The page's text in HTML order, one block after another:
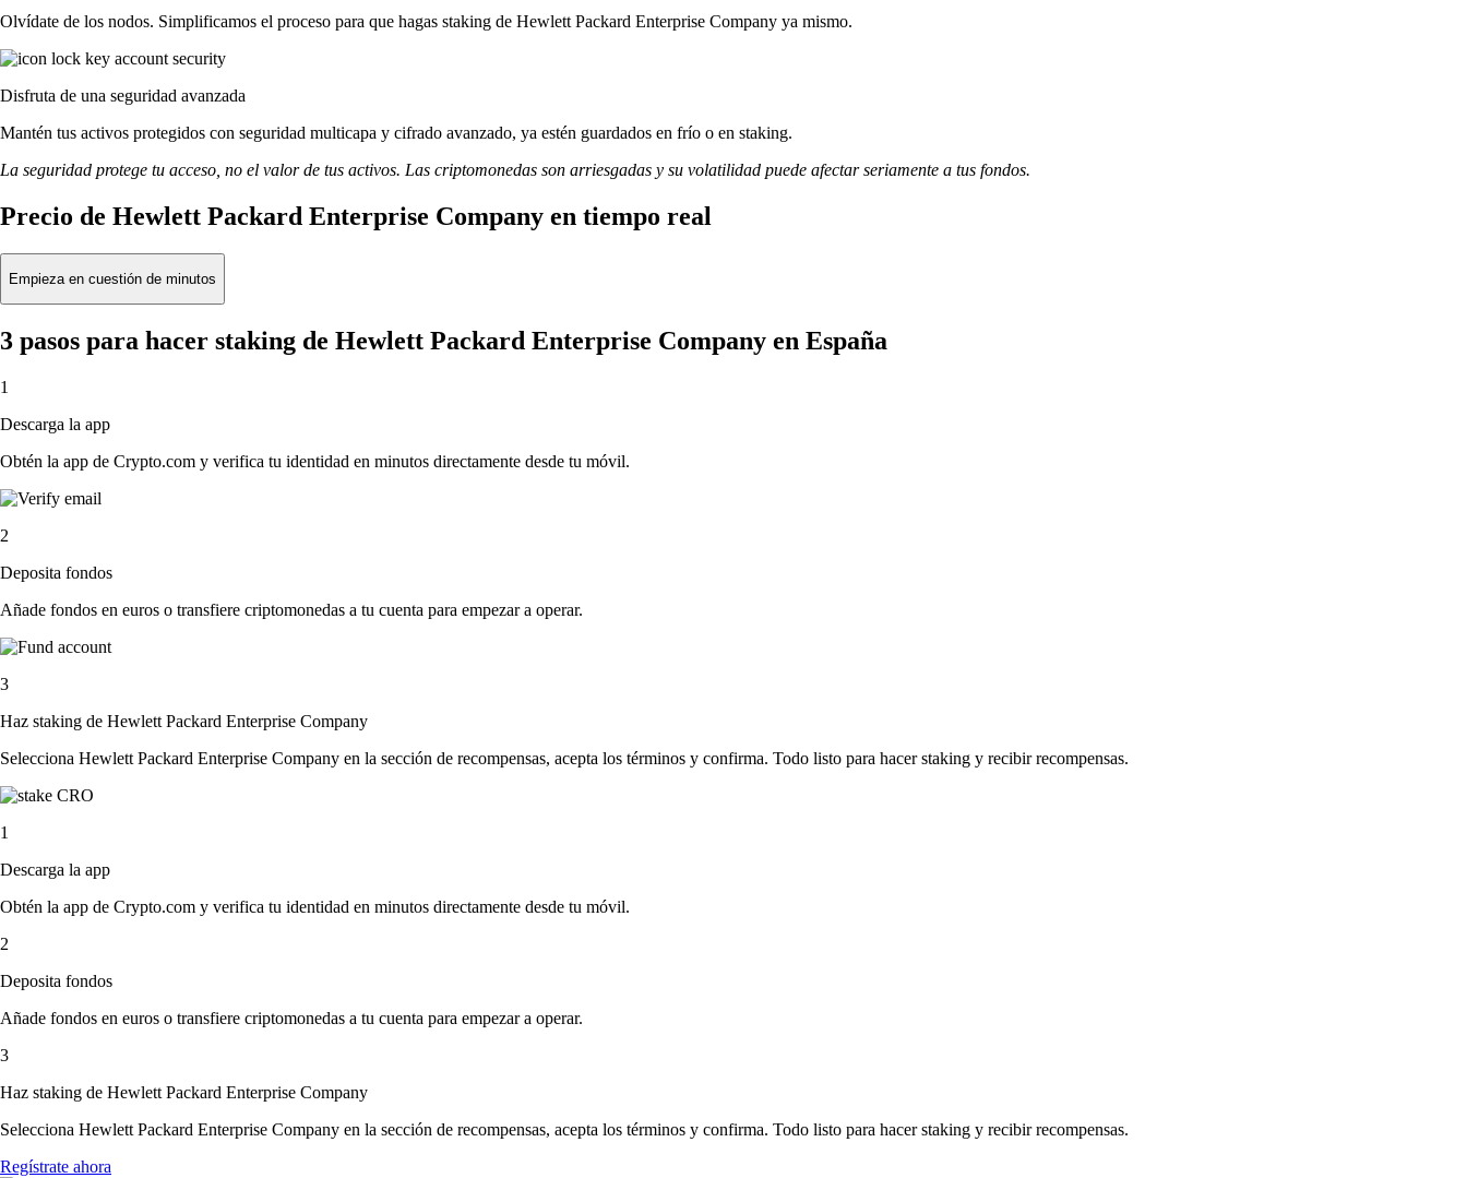
Olvídate de los nodos. Simplificamos el proceso para que hagas staking de Hewlett Packard Enterprise Company ya mismo.
Disfruta de una seguridad avanzada
Mantén tus activos protegidos con seguridad multicapa y cifrado avanzado, ya estén guardados en frío o en staking.
La seguridad protege tu acceso, no el valor de tus activos. Las criptomonedas son arriesgadas y su volatilidad puede afectar seriamente a tus fondos.
Precio de Hewlett Packard Enterprise Company en tiempo real
Empieza en cuestión de minutos
3 pasos para hacer staking de Hewlett Packard Enterprise Company en España
1
Descarga la app
Obtén la app de Crypto.com y verifica tu identidad en minutos directamente desde tu móvil.
2
Deposita fondos
Añade fondos en euros o transfiere criptomonedas a tu cuenta para empezar a operar.
3
Haz staking de Hewlett Packard Enterprise Company
Selecciona Hewlett Packard Enterprise Company en la sección de recompensas, acepta los términos y confirma. Todo listo para hacer staking y recibir recompensas.
1
Descarga la app
Obtén la app de Crypto.com y verifica tu identidad en minutos directamente desde tu móvil.
2
Deposita fondos
Añade fondos en euros o transfiere criptomonedas a tu cuenta para empezar a operar.
3
Haz staking de Hewlett Packard Enterprise Company
Selecciona Hewlett Packard Enterprise Company en la sección de recompensas, acepta los términos y confirma. Todo listo para hacer staking y recibir recompensas.
Regístrate ahora